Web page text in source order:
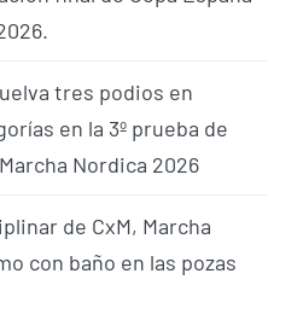
tres podios en
en la 3º prueba de
Nordica 2026
de CxM, Marcha
con baño en las pozas